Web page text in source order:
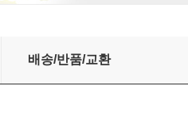
배송/반품/교환